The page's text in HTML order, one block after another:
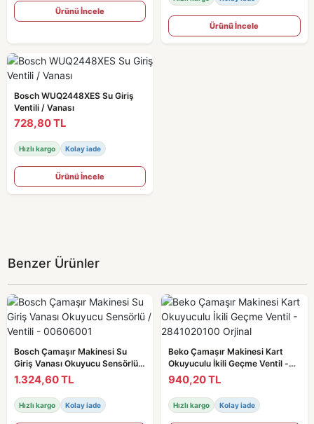
Ürünü İncele
Ürünü İncele
Bosch WUQ2448XES Su Giriş
Ventili / Vanası
728,80 TL
Hızlı kargo Kolay iade
Ürünü İncele
Benzer Ürünler
Bosch Çamaşır Makinesi Su
Giriş Vanası Okuyucu Sensörlü /
Ventili - 00606001
1.324,60 TL
Hızlı kargo Kolay iade
Beko Çamaşır Makinesi Kart
Okuyuculu İkili Geçme Ventil -
2841020100 Orjinal
940,20 TL
Hızlı kargo Kolay iade